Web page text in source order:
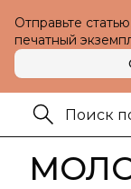
Отправьте
печатный